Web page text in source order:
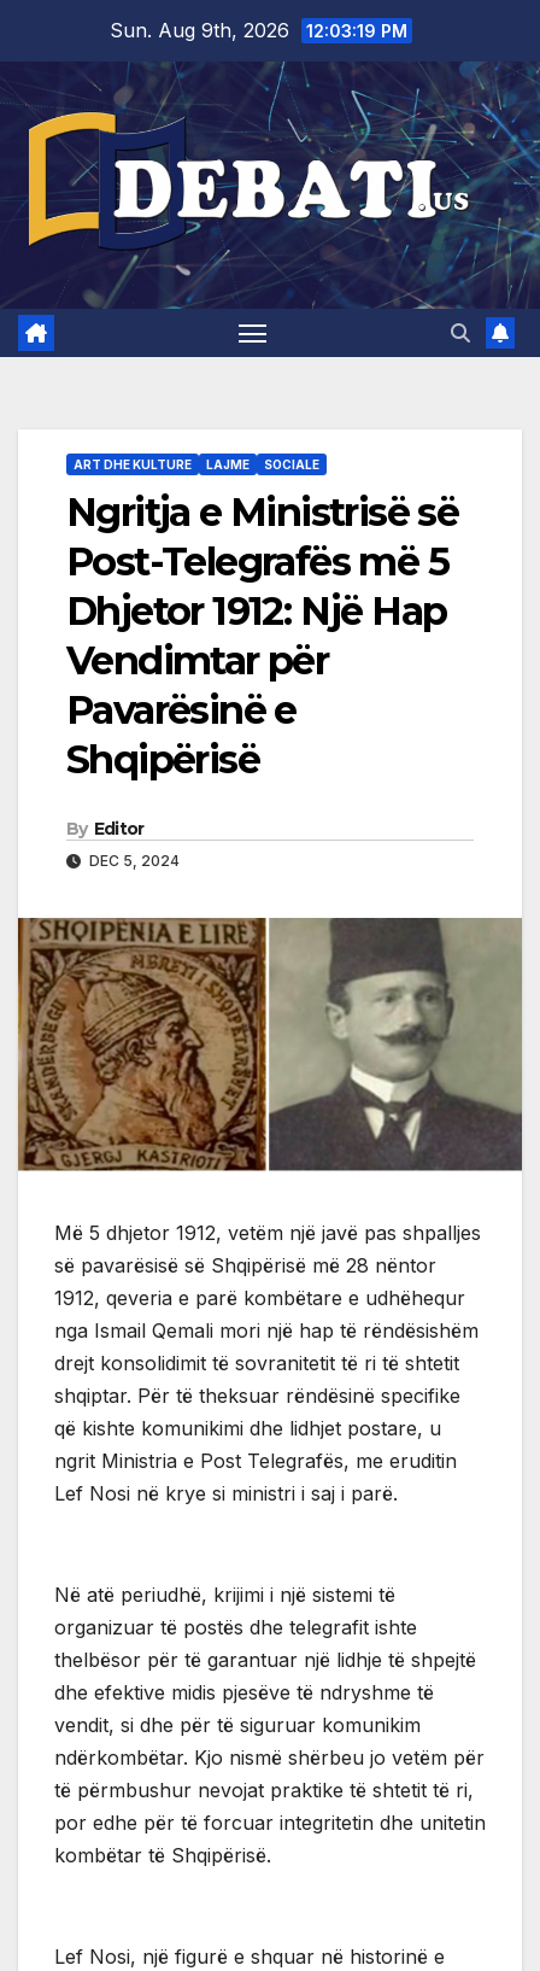
content
Sun. Aug 9th, 2026 12:03:20 PM
ART DHE KULTURE LAJME SOCIALE
Ngritja e Ministrisë së
Post-Telegrafës më 5
Dhjetor 1912: Një Hap
Vendimtar për
Pavarësinë e
Shqipërisë
By Editor
DEC 5, 2024
Më 5 dhjetor 1912, vetëm një javë pas shpalljes
së pavarësisë së Shqipërisë më 28 nëntor
1912, qeveria e parë kombëtare e udhëhequr
nga Ismail Qemali mori një hap të rëndësishëm
drejt konsolidimit të sovranitetit të ri të shtetit
shqiptar. Për të theksuar rëndësinë specifike
që kishte komunikimi dhe lidhjet postare, u
ngrit Ministria e Post Telegrafës, me eruditin
Lef Nosi në krye si ministri i saj i parë.
Në atë periudhë, krijimi i një sistemi të
organizuar të postës dhe telegrafit ishte
thelbësor për të garantuar një lidhje të shpejtë
dhe efektive midis pjesëve të ndryshme të
vendit, si dhe për të siguruar komunikim
ndërkombëtar. Kjo nismë shërbeu jo vetëm për
të përmbushur nevojat praktike të shtetit të ri,
por edhe për të forcuar integritetin dhe unitetin
kombëtar të Shqipërisë.
Lef Nosi, një figurë e shquar në historinë e